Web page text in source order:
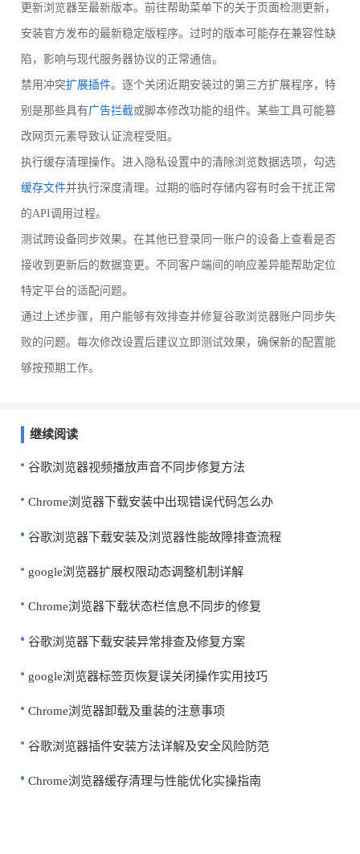
更新浏览器至最新版本。前往帮助菜单下的关于页面检测更新，
安装官方发布的最新稳定版程序。过时的版本可能存在兼容性缺
陷，影响与现代服务器协议的正常通信。
禁用冲突扩展插件。逐个关闭近期安装过的第三方扩展程序，特
别是那些具有广告拦截或脚本修改功能的组件。某些工具可能篡
改网页元素导致认证流程受阻。
执行缓存清理操作。进入隐私设置中的清除浏览数据选项，勾选
缓存文件并执行深度清理。过期的临时存储内容有时会干扰正常
的API调用过程。
测试跨设备同步效果。在其他已登录同一账户的设备上查看是否
接收到更新后的数据变更。不同客户端间的响应差异能帮助定位
特定平台的适配问题。
通过上述步骤，用户能够有效排查并修复谷歌浏览器账户同步失
败的问题。每次修改设置后建议立即测试效果，确保新的配置能
够按预期工作。
继续阅读
谷歌浏览器视频播放声音不同步修复方法
Chrome浏览器下载安装中出现错误代码怎么办
谷歌浏览器下载安装及浏览器性能故障排查流程
google浏览器扩展权限动态调整机制详解
Chrome浏览器下载状态栏信息不同步的修复
谷歌浏览器下载安装异常排查及修复方案
google浏览器标签页恢复误关闭操作实用技巧
Chrome浏览器卸载及重装的注意事项
谷歌浏览器插件安装方法详解及安全风险防范
Chrome浏览器缓存清理与性能优化实操指南